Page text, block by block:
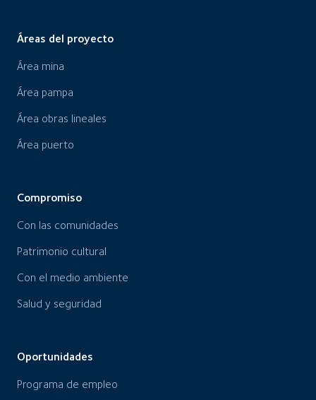
Áreas del proyecto
Área mina
Área pampa
Área obras lineales
Área puerto
Compromiso
Con las comunidades
Patrimonio cultural
Con el medio ambiente
Salud y seguridad
Oportunidades
Programa de empleo